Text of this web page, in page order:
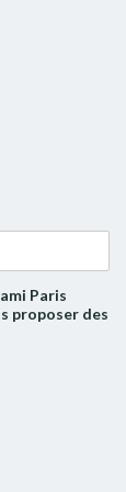
Paris
proposer des